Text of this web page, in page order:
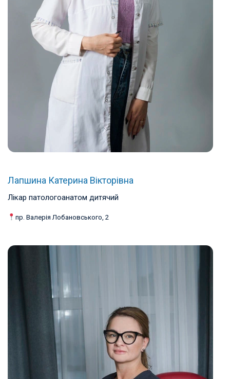
Лапшина Катерина Вікторівна
Лікар патологоанатом дитячий
пр. Валерія Лобановського, 2